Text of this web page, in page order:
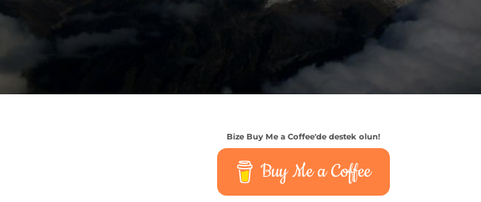
Bize Buy Me a Coffee'de destek olun!
Buy Me a Coffee